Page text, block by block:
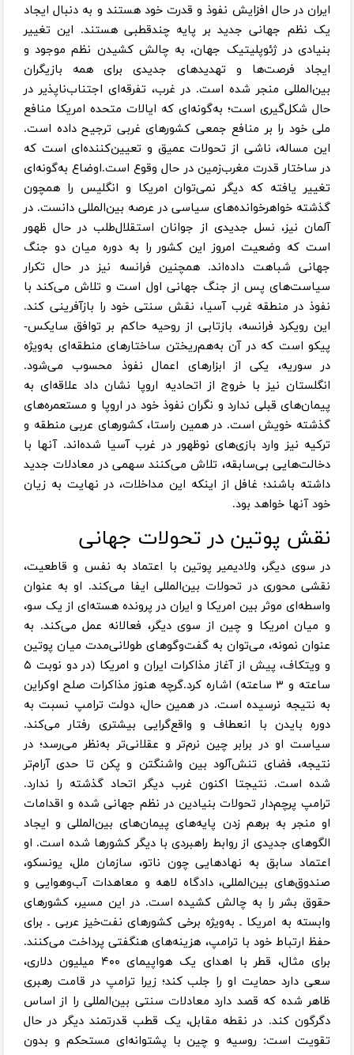
ایران در حال افزایش نفوذ و قدرت خود هستند و به دنبال ایجاد
یک نظم جهانی جدید بر پایه چندقطبی هستند. این تغییر
بنیادی در ژئوپلیتیک جهان، به چالش کشیدن نظم موجود و
ایجاد فرصت‌ها و تهدیدهای جدیدی برای همه بازیگران
بین‌المللی منجر شده است. در غرب، تفرقه‌ای اجتناب‌ناپذیر در
حال شکل‌گیری است؛ به‌گونه‌ای که ایالات متحده امریکا منافع
ملی خود را بر منافع جمعی کشورهای غربی ترجیح داده است.
این مساله، ناشی از تحولات عمیق و تعیین‌کننده‌ای است که
در ساختار قدرت مغرب‌زمین در حال وقوع است.اوضاع به‌گونه‌ای
تغییر یافته که دیگر نمی‌توان امریکا و انگلیس را همچون
گذشته خواهرخوانده‌های سیاسی در عرصه بین‌المللی دانست. در
آلمان نیز، نسل جدیدی از جوانان استقلال‌طلب در حال ظهور
است که وضعیت امروز این کشور را به دوره میان دو جنگ
جهانی شباهت داده‌اند. همچنین فرانسه نیز در حال تکرار
سیاست‌های پس از جنگ جهانی اول است و تلاش می‌کند با
نفوذ در منطقه غرب آسیا، نقش سنتی خود را بازآفرینی کند.
این رویکرد فرانسه، بازتابی از روحیه حاکم بر توافق سایکس-
پیکو است که در آن به‌هم‌ریختن ساختارهای منطقه‌ای به‌ویژه
در سوریه، یکی از ابزارهای اعمال نفوذ محسوب می‌شود.
انگلستان نیز با خروج از اتحادیه اروپا نشان داد علاقه‌ای به
پیمان‌های قبلی ندارد و نگران نفوذ خود در اروپا و مستعمره‌های
گذشته خویش است. در همین راستا، کشورهای عربی منطقه و
ترکیه نیز وارد بازی‌های نوظهور در غرب آسیا شده‌اند. آنها با
دخالت‌هایی بی‌سابقه، تلاش می‌کنند سهمی در معادلات جدید
داشته باشند؛ غافل از اینکه این مداخلات، در نهایت به زیان
خود آنها خواهد بود.
نقش پوتین در تحولات جهانی
در سوی دیگر، ولادیمیر پوتین با اعتماد به نفس و قاطعیت،
نقشی محوری در تحولات بین‌المللی ایفا می‌کند. او به عنوان
واسطه‌ای موثر بین امریکا و ایران در پرونده هسته‌ای از یک سو،
و میان امریکا و چین از سوی دیگر، فعالانه عمل می‌کند. به
عنوان نمونه، می‌توان به گفت‌وگوهای طولانی‌مدت میان پوتین
و ویتکاف، پیش از آغاز مذاکرات ایران و امریکا (در دو نوبت ۵
ساعته و ۳ ساعته) اشاره کرد.گرچه هنوز مذاکرات صلح اوکراین
به نتیجه نرسیده است. در همین حال، دولت ترامپ نسبت به
دوره بایدن با انعطاف و واقع‌گرایی بیشتری رفتار می‌کند.
سیاست او در برابر چین نرم‌تر و عقلانی‌تر به‌نظر می‌رسد؛ در
نتیجه، فضای تنش‌آلود بین واشنگتن و پکن تا حدی آرام‌تر
شده است. نتیجتا اکنون غرب دیگر اتحاد گذشته را ندارد.
ترامپ پرچم‌دار تحولات بنیادین در نظم جهانی شده و اقدامات
او منجر به برهم زدن پایه‌های پیمان‌های بین‌المللی و ایجاد
الگوهای جدیدی از روابط راهبردی با دیگر کشورها شده است. او
اعتماد سابق به نهادهایی چون ناتو، سازمان ملل، یونسکو،
صندوق‌های بین‌المللی، دادگاه لاهه و معاهدات آب‌وهوایی و
حقوق بشر را به چالش کشیده است. در این مسیر، کشورهای
وابسته به امریکا ـ به‌ویژه برخی کشورهای نفت‌خیز عربی ـ برای
حفظ ارتباط خود با ترامپ، هزینه‌های هنگفتی پرداخت می‌کنند.
برای مثال، قطر با اهدای یک هواپیمای ۴۰۰ میلیون دلاری،
سعی دارد حمایت او را جلب کند؛ زیرا ترامپ در قامت رهبری
ظاهر شده که قصد دارد معادلات سنتی بین‌المللی را از اساس
دگرگون کند. در نقطه مقابل، یک قطب قدرتمند دیگر در حال
تقویت است: روسیه و چین با پشتوانه‌ای مستحکم و بدون